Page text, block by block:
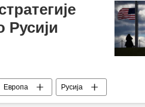
Русији
Европа Русија